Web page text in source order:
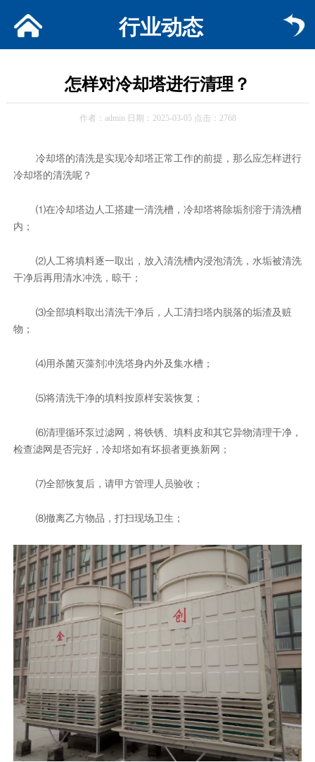
行业动态
怎样对冷却塔进行清理？
作者：admin 日期：2025-03-05 点击：2768
冷却塔的清洗是实现冷却塔正常工作的前提，那么应怎样进行
冷却塔的清洗呢？
⑴在冷却塔边人工搭建一清洗槽，冷却塔将除垢剂溶于清洗槽
内；
⑵人工将填料逐一取出，放入清洗槽内浸泡清洗，水垢被清洗
干净后再用清水冲洗，晾干；
⑶全部填料取出清洗干净后，人工清扫塔内脱落的垢渣及赃
物；
⑷用杀菌灭藻剂冲洗塔身内外及集水槽；
⑸将清洗干净的填料按原样安装恢复；
⑹清理循环泵过滤网，将铁锈、填料皮和其它异物清理干净，
检查滤网是否完好，冷却塔如有坏损者更换新网；
⑺全部恢复后，请甲方管理人员验收；
⑻撤离乙方物品，打扫现场卫生；